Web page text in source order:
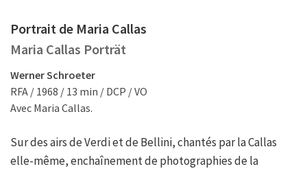
Portrait de Maria Callas
Maria Callas Porträt
Werner Schroeter
RFA / 1968 / 13 min / DCP / VO
Avec Maria Callas.
Sur des airs de Verdi et de Bellini, chantés par la Callas
elle-même, enchaînement de photographies de la